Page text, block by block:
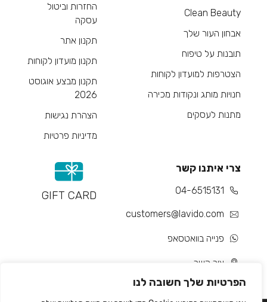
הפרטיות שלך חשובה לנו
Clean Beauty
אבחון העור שלך
תובנות על טיפוח
הצטרפות למועדון לקוחות
חנויות מותג ונקודות מכירה
מתנות לעסקים
החזרות וביטול
עסקה
תקנון אתר
תקנון מועדון לקוחות
תקנון מבצע אוגוסט
2026
הצהרת נגישות
מדיניות פרטיות
צרי איתנו קשר
04-6515131
customers@lavido.com
פנייה בוואטסאפ
צור קשר
GIFT CARD